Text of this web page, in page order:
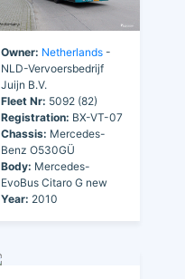
Owner: Netherlands -
NLD-Vervoersbedrijf
Juijn B.V.
Fleet Nr: 5092 (82)
Registration: BX-VT-07
Chassis: Mercedes-
Benz O530GÜ
Body: Mercedes-
EvoBus Citaro G new
Year: 2010